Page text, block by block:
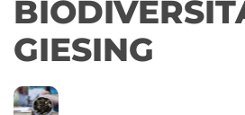
GIESING